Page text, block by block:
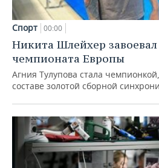
Спорт 00:00
Никита Шлейхер завоевал
чемпионата Европы
Агния Тулупова стала
составе золотой сборной